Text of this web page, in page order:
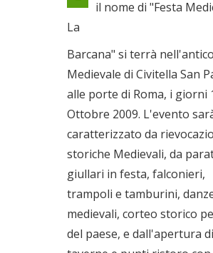
11/10/2009
il nome di "Festa
La
Barcana" si terrà
Medievale di Civitella San
alle porte di Roma, i giorni
Ottobre 2009. L'evento
caratterizzato da
storiche Medievali, da
giullari in festa, falconieri,
trampoli e tamburini,
medievali, corteo storico
del paese, e dall'apertura di